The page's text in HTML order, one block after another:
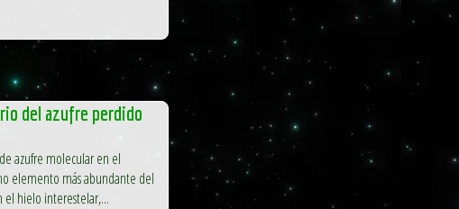
del azufre perdido
azufre molecular en el
elemento más abundante del
el hielo interestelar,...